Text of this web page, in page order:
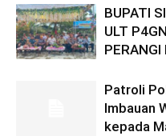
BUPATI
ULT
PERANGI
Patroli
Imbauan
kepada